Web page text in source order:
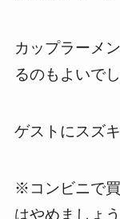
カップラーメ
るのもよいでし
ゲストにスズ
※コンビニで
はやめましょう